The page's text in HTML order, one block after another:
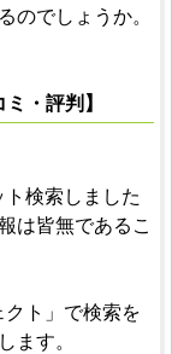
のでしょうか。
・評判】
検索しました
は皆無であるこ
ト」で検索を
ます。